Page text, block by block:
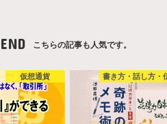
こちらの記事も人気です。
仮想通貨 書き方・話し方・